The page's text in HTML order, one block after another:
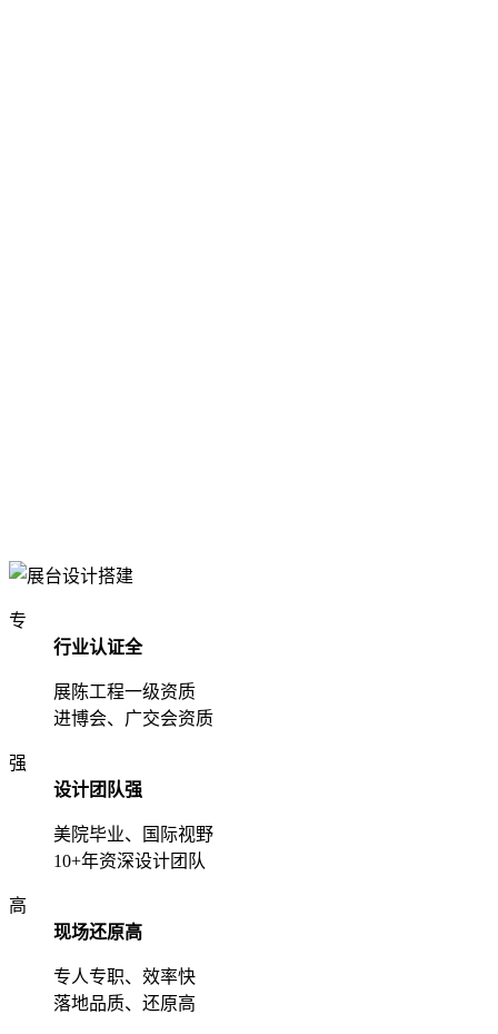
专
行业认证全
展陈工程一级资质
进博会、广交会资质
强
设计团队强
美院毕业、国际视野
10+年资深设计团队
高
现场还原高
专人专职、效率快
落地品质、还原高